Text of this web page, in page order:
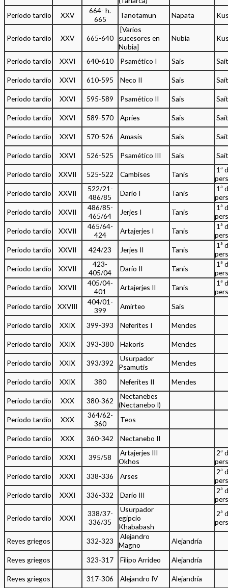
Periodo tardío XXV
664- h.
665
Tanotamun Napata
Periodo tardío XXV 665-640
[Varios
sucesores en
Nubia]
Nubia
Periodo tardío XXVI 640-610 Psamético I Sais
Periodo tardío XXVI 610-595 Neco II Sais
Periodo tardío XXVI 595-589 Psamético II Sais
Periodo tardío XXVI 589-570 Apries Sais
Periodo tardío XXVI 570-526 Amasis Sais
Periodo tardío XXVI 526-525 Psamético III Sais
Periodo tardío XXVII 525-522 Cambises Tanis
1ª
Periodo tardío
XXVII
522/21-
486/85
Darío I Tanis
1ª
Periodo tardío
XXVII
486/85-
465/64
Jerjes I Tanis
1ª
Periodo tardío
XXVII
465/64-
424
Artajerjes I Tanis
1ª
Periodo tardío
XXVII 424/23 Jerjes II Tanis
1ª
Periodo tardío
XXVII
423-
405/04
Darío II Tanis
1ª
Periodo tardío
XXVII
405/04-
401
Artajerjes II Tanis
1ª
Periodo tardío
XXVIII
404/01-
399
Amirteo Sais
Periodo tardío XXIX 399-393 Neferites I Mendes
Periodo tardío XXIX 393-380 Hakoris Mendes
Periodo tardío XXIX 393/392
Usurpador
Psamutis
Mendes
Periodo tardío XXIX 380 Neferites II Mendes
Periodo tardío XXX 380-362
Nectanebes
(Nectanebo I)
Periodo tardío
XXX
364/62-
360
Teos
Periodo tardío XXX 360-342 Nectanebo II
Periodo tardío XXXI 395/58
Artajerjes III
Okhos
2ª
Periodo tardío
XXXI 338-336 Arses
2ª
Periodo tardío
XXXI 336-332 Darío III
2ª
Periodo tardío XXXI
338/37-
336/35
Usurpador
egipcio
Khababash
2ª
Reyes griegos 332-323
Alejandro
Magno
Alejandría
Reyes griegos 323-317 Filipo Arrideo Alejandría
Reyes griegos 317-306 Alejandro IV Alejandría